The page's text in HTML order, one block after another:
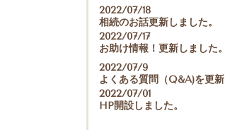
2022/07/18
相続のお話更新しました。
2022/07/17
お助け情報！更新しました。
2022/07/9
よくある質問（Q&A)を更
2022/07/01
HP開設しました。